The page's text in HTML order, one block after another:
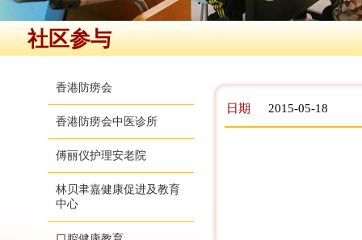
社区参与
香港防痨会
香港防痨会中医诊所
傅丽仪护理安老院
林贝聿嘉健康促进及教育
中心
日期 2015-05-18